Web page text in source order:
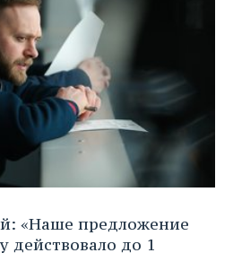
«Наше предложение
действовало до 1